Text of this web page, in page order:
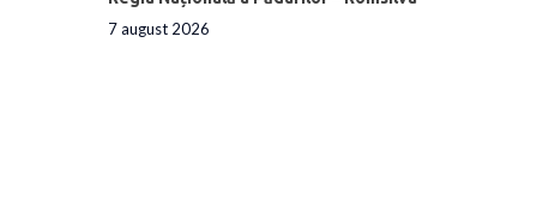
7 august 2026